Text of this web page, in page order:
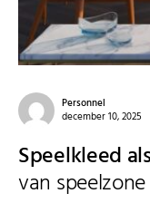
Personnel
december 10, 2025
Speelkleed
van